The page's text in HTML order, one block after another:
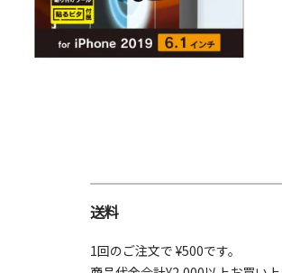
送料
1回のご注文で ¥500です。